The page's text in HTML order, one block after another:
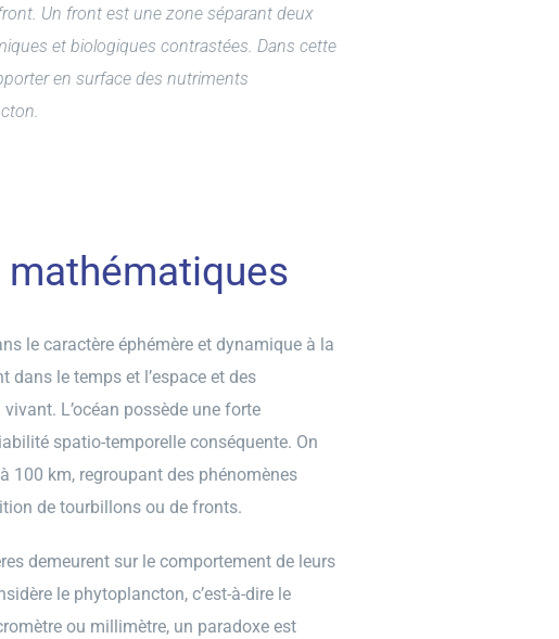
Un front est une zone séparant deux
et biologiques contrastées. Dans cette
en surface des nutriments
le caractère éphémère et dynamique à la
le temps et l’espace et des
L’océan possède une forte
spatio-temporelle conséquente. On
100 km, regroupant des phénomènes
de tourbillons ou de fronts.
demeurent sur le comportement de leurs
le phytoplancton, c’est-à-dire le
ou millimètre, un paradoxe est